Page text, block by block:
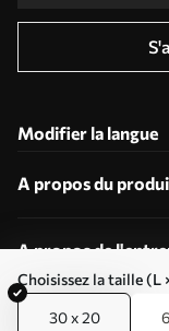
Choisissez la taille (L
30 x 20
Modifier la langue
A propos du
A propos de